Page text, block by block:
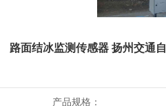
路面结冰监测传感器 扬州交通
产品规格：